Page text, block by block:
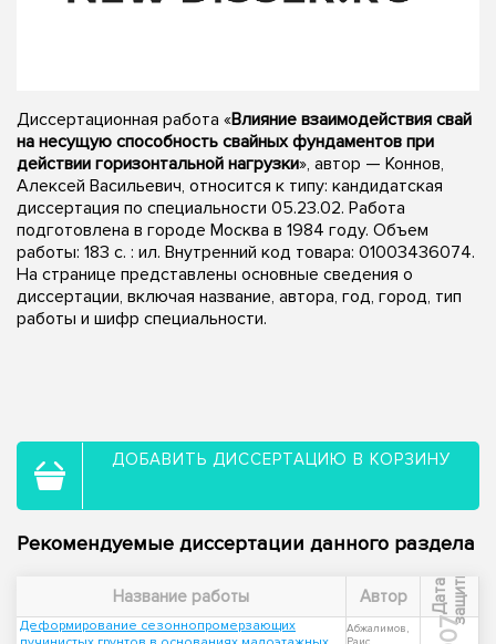
Диссертационная работа «Влияние взаимодействия свай
на несущую способность свайных фундаментов при
действии горизонтальной нагрузки», автор — Коннов,
Алексей Васильевич, относится к типу: кандидатская
диссертация по специальности 05.23.02. Работа
подготовлена в городе Москва в 1984 году. Объем
работы: 183 c. : ил. Внутренний код товара: 01003436074.
На странице представлены основные сведения о
диссертации, включая название, автора, год, город, тип
работы и шифр специальности.
ДОБАВИТЬ ДИССЕРТАЦИЮ В КОРЗИНУ
Рекомендуемые диссертации данного раздела
Название работы Автор Д
а
т
а
з
а
щ
и
т ы
Деформирование сезоннопромерзающих
Абжалимов,